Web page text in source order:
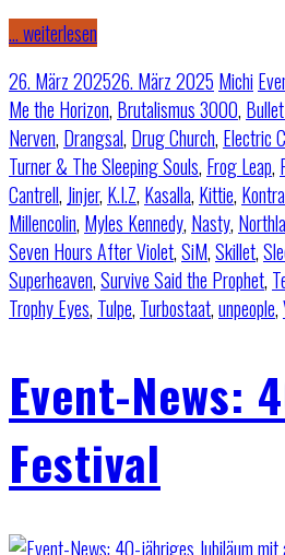
… weiterlesen
26. März 202526. März 2025 Michi
Me the Horizon, Brutalismus 3000,
Nerven, Drangsal, Drug Church, Electric
Turner & The Sleeping Souls, Frog Leap,
Cantrell, Jinjer, K.I.Z, Kasalla, Kittie,
Millencolin, Myles Kennedy, Nasty,
Seven Hours After Violet,SiM,Skillet,
Superheaven,Survive Said the Prophet,
Trophy Eyes, Tulpe, Turbostaat,unpeople,
Event-News:
Festival